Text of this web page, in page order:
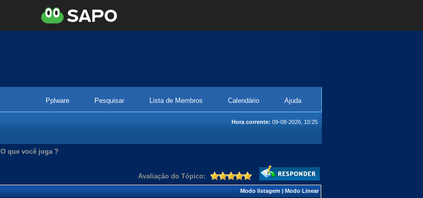
Pplware Pesquisar Lista de Membros Calendário Ajuda
Hora corrente: 09-08-2026, 10:25
O que você joga ?
Avaliação do Tópico:
Modo listagem | Modo Linear